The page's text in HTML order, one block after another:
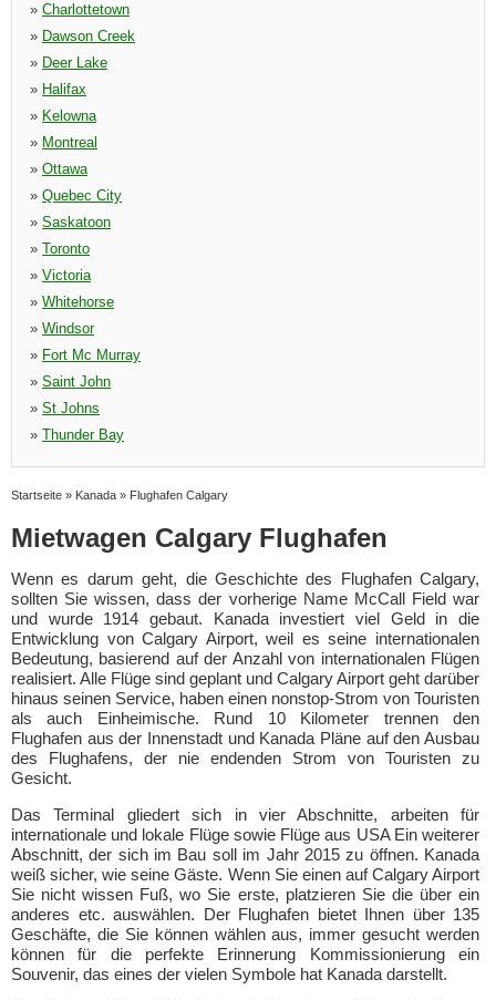
» Charlottetown
» Dawson Creek
» Deer Lake
» Halifax
» Kelowna
» Montreal
» Ottawa
» Quebec City
» Saskatoon
» Toronto
» Victoria
» Whitehorse
» Windsor
» Fort Mc Murray
» Saint John
» St Johns
» Thunder Bay
Startseite » Kanada » Flughafen Calgary
Mietwagen Calgary Flughafen
Wenn es darum geht, die Geschichte des Flughafen Calgary,
sollten Sie wissen, dass der vorherige Name McCall Field war
und wurde 1914 gebaut. Kanada investiert viel Geld in die
Entwicklung von Calgary Airport, weil es seine internationalen
Bedeutung, basierend auf der Anzahl von internationalen Flügen
realisiert. Alle Flüge sind geplant und Calgary Airport geht darüber
hinaus seinen Service, haben einen nonstop-Strom von Touristen
als auch Einheimische. Rund 10 Kilometer trennen den
Flughafen aus der Innenstadt und Kanada Pläne auf den Ausbau
des Flughafens, der nie endenden Strom von Touristen zu
Gesicht.
Das Terminal gliedert sich in vier Abschnitte, arbeiten für
internationale und lokale Flüge sowie Flüge aus USA Ein weiterer
Abschnitt, der sich im Bau soll im Jahr 2015 zu öffnen. Kanada
weiß sicher, wie seine Gäste. Wenn Sie einen auf Calgary Airport
Sie nicht wissen Fuß, wo Sie erste, platzieren Sie die über ein
anderes etc. auswählen. Der Flughafen bietet Ihnen über 135
Geschäfte, die Sie können wählen aus, immer gesucht werden
können für die perfekte Erinnerung Kommissionierung ein
Souvenir, das eines der vielen Symbole hat Kanada darstellt.